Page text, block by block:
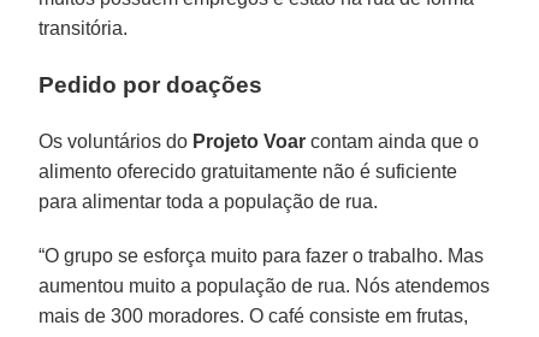
transitória.
Pedido por doações
Os voluntários do Projeto Voar contam ainda que o
alimento oferecido gratuitamente não é suficiente
para alimentar toda a população de rua.
“O grupo se esforça muito para fazer o trabalho. Mas
aumentou muito a população de rua. Nós atendemos
mais de 300 moradores. O café consiste em frutas,